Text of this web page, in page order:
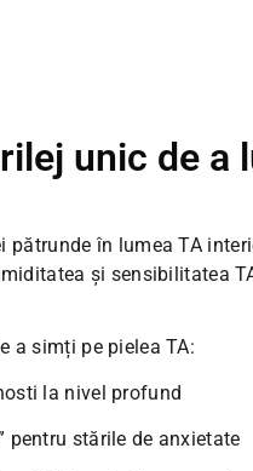
unic de a
pătrunde în lumea TA
și sensibilitatea
a simți pe pielea TA:
la nivel profund
pentru stările de anxietate